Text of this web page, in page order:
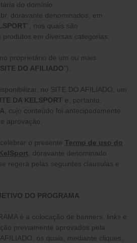
do domínio
doravante denominados, em
”, nos quais são
em diversas categorias;
proprietário de um ou mais
SITE DO AFILIADO”);
no SITE DO AFILIADO, um
DA KELSPORT e, portanto,
, cujo conteúdo foi antecipadamente
aprovação;
o presente Termo de uso do
, doravante denominado
regerá pelas seguintes cláusulas e
DO PROGRAMA
é a colocação de banners, links e
previamente aprovados pela
os quais, mediante cliques,